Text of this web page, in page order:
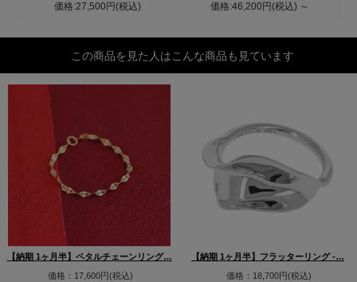
価格:27,500円(税込)
価格:46,200円(税込) ～
この商品を見た人はこんな商品も見ています
【納期 1ヶ月半】ペタルチェーンリング…
価格：17,600円(税込)
【納期 1ヶ月半】フラッターリング -…
価格：18,700円(税込)